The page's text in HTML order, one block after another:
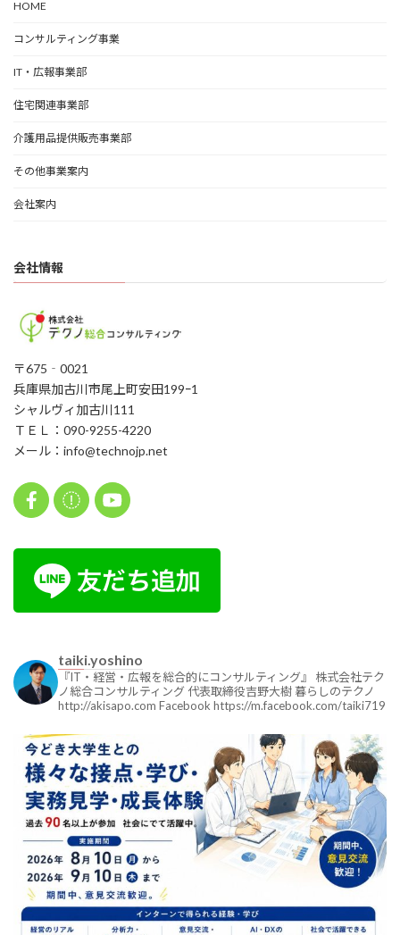
HOME
コンサルティング事業
IT・広報事業部
住宅関連事業部
介護用品提供販売事業部
その他事業案内
会社案内
会社情報
〒675‐0021
兵庫県加古川市尾上町安田199ｰ1
シャルヴィ加古川111
ＴＥＬ：090-9255-4220
メール：info@technojp.net
taiki.yoshino
『IT・経営・広報を総合的にコンサルティング』
株式会社テク
ノ総合コンサルティング 代表取締役吉野大樹暮らしのテクノ
http://akisapo.com Facebook https://m.facebook.com/taiki719